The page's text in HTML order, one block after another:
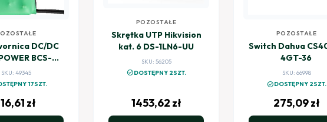
DC/DC
BCS-
12/48-II
SKU: 49345
17SZT.
zł
POZOSTAŁE
Skrętka UTP Hikvision
kat. 6 DS-1LN6-UU
SKU: 56205
check_circleDOSTĘPNY 2SZT.
1453,62 zł
POZOSTAŁE
Switch Dahua CS4006-
4GT-36
SKU: 66998
check_circleDOSTĘPNY 2SZT.
275,09zł